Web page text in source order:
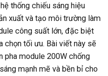
thống chiếu sáng hiệu
xuất và tạo môi trường làm
công suất lớn, đặc biệt
chọn tối ưu. Bài viết này sẽ
pha module 200W chống
mạnh mẽ và bền bỉ cho